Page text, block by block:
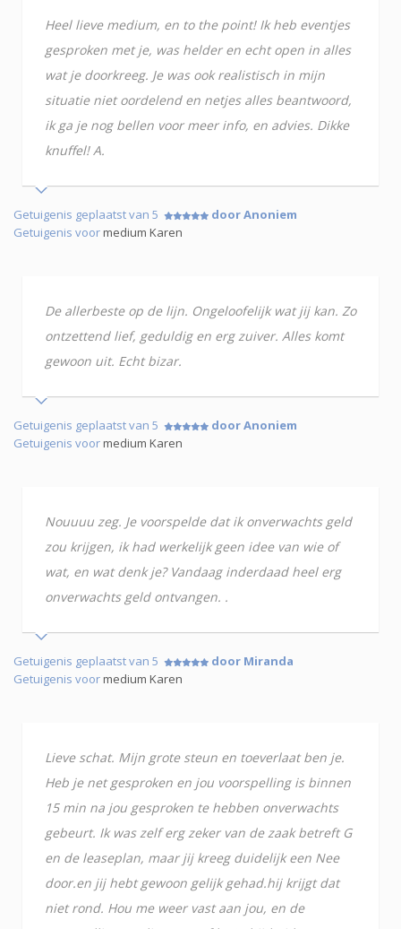
Heel lieve medium, en to the point! Ik heb eventjes
gesproken met je, was helder en echt open in alles
wat je doorkreeg. Je was ook realistisch in mijn
situatie niet oordelend en netjes alles beantwoord,
ik ga je nog bellen voor meer info, en advies. Dikke
knuffel! A.
Getuigenis geplaatst van 5
door Anoniem
Getuigenis voormedium Karen
De allerbeste op de lijn. Ongeloofelijk wat jij kan. Zo
ontzettend lief, geduldig en erg zuiver. Alles komt
gewoon uit. Echt bizar.
Getuigenis geplaatst van 5
door Anoniem
Getuigenis voormedium Karen
Nouuuu zeg. Je voorspelde dat ik onverwachts geld
zou krijgen, ik had werkelijk geen idee van wie of
wat, en wat denk je? Vandaag inderdaad heel erg
onverwachts geld ontvangen. .
Getuigenis geplaatst van 5
door Miranda
Getuigenis voormedium Karen
Lieve schat. Mijn grote steun en toeverlaat ben je.
Heb je net gesproken en jou voorspelling is binnen
15 min na jou gesproken te hebben onverwachts
gebeurt. Ik was zelf erg zeker van de zaak betreft G
en de leaseplan, maar jij kreeg duidelijk een Nee
door.en jij hebt gewoon gelijk gehad.hij krijgt dat
niet rond. Hou me weer vast aan jou, en de